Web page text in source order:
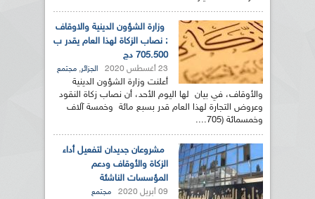
وزارة الشؤون الدينية والاوقاف
: نصاب الزكاة لهذا العام يقدر ب
705.500 دج
23 أغسطس 2020 الجزائر, مجتمع
أعلنت وزارة الشؤون الدينية
والأوقاف، في بيان لها اليوم الأحد، أن نصاب زكاة النقود
وعروض التجارة لهذا العام قدر بسبع مائة وخمسة آلاف
وخمسمائة (705....
مشروعان جديدان لتفعيل أداء
الزكاة والأوقاف ودعم
المؤسسات الناشئة
09 أبريل 2020 مجتمع